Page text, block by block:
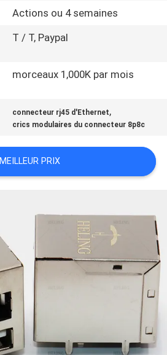
Actions ou 4 semaines
T / T, Paypal
morceaux 1,000K par mois
connecteur rj45 d'Ethernet,
crics modulaires du connecteur 8p8c
MEILLEUR PRIX